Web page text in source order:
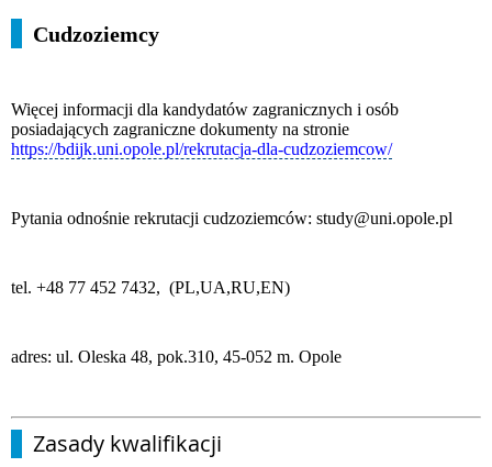
Cudzoziemcy
Więcej informacji dla kandydatów zagranicznych i osób
posiadających zagraniczne dokumenty na stronie
https://bdijk.uni.opole.pl/rekrutacja-dla-cudzoziemcow/
Pytania odnośnie rekrutacji cudzoziemców: study@uni.opole.pl
tel. +48 77 452 7432, (PL,UA,RU,EN)
adres: ul. Oleska 48, pok.310, 45-052 m. Opole
Zasady kwalifikacji